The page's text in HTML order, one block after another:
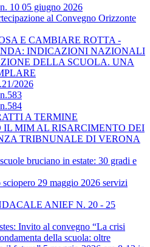
10 05 giugno 2026
al Convegno Orizzonte
E CAMBIARE ROTTA -
INDICAZIONI NAZIONALI
DELLA SCUOLA. UNA
2026
A TERMINE
IL MIM AL RISARCIMENTO DEI
TRIBNUNALE DI VERONA
bruciano in estate: 30 gradi e
29 maggio 2026 servizi
ANIEF N. 20 - 25
Invito al convegno “La crisi
della scuola: oltre